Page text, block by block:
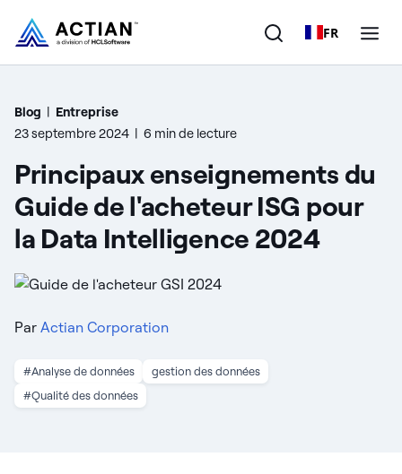
FR
Produits
Clients
Entreprise
Ressources
Blog | Entreprise
23 septembre 2024 | 6 min de lecture
Principaux enseignements du
Guide de l'acheteur ISG pour
la Data Intelligence 2024
Par Actian Corporation
#Analyse de données
gestion des données
#Qualité des données